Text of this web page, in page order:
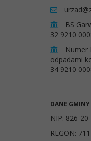
BS
32 9210
Numer
odpadami
34 9210
DANE GMINY
NIP: 826-
REGON: